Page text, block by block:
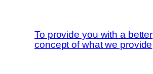
To provide you with a better
concept of what we provide